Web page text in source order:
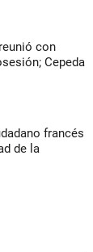
con
Cepeda
francés
de la